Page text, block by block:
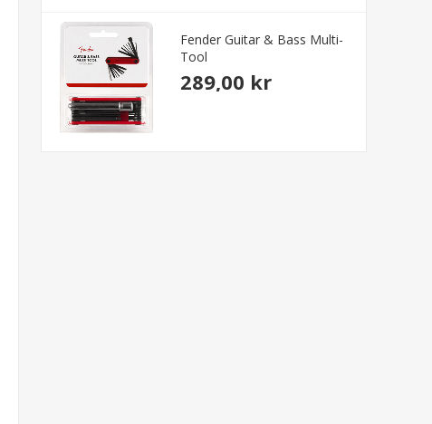
Fender Guitar & Bass Multi-
Tool
289,00 kr